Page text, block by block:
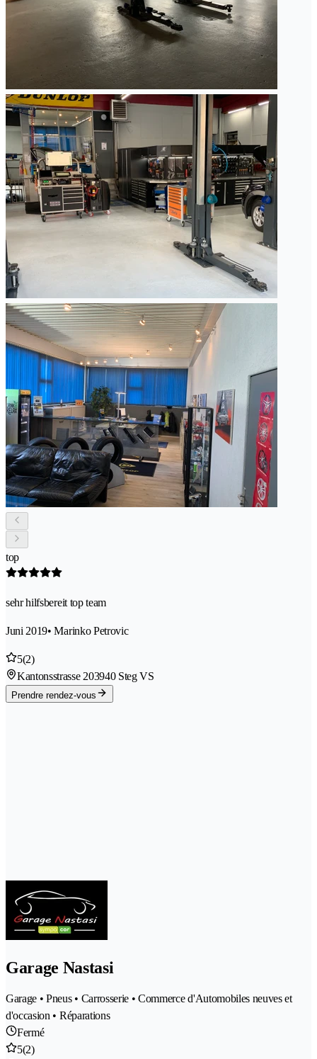
top
sehr hilfsbereit top team
Juni 2019• Marinko Petrovic
5(2)
Kantonsstrasse 203940 Steg VS
Prendre rendez-vous
Garage Nastasi
Garage • Pneus • Carrosserie • Commerce d'Automobiles neuves et
d'occasion • Réparations
Fermé
5(2)